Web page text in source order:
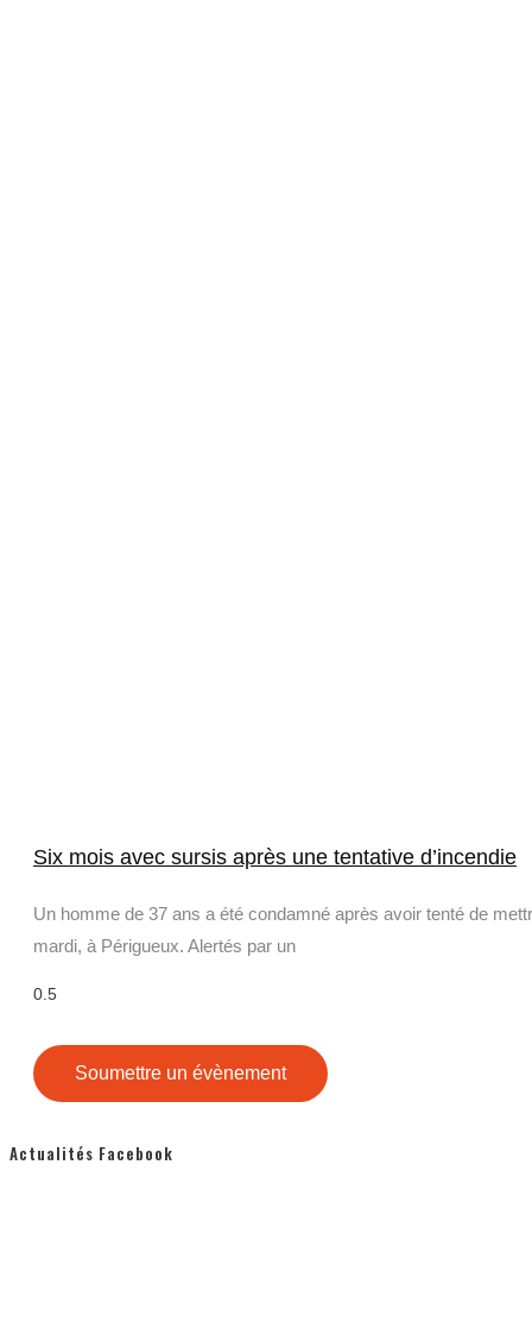
Six mois avec sursis après une tentative d’incendie
Un homme de 37 ans a été condamné après avoir tenté de
mardi, à Périgueux. Alertés par un
Soumettre un évènement
Actualités Facebook